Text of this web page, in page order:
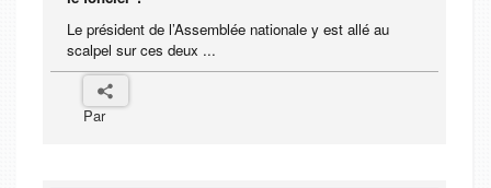
Le président de l’Assemblée nationale y est allé au
scalpel sur ces deux ...
Par